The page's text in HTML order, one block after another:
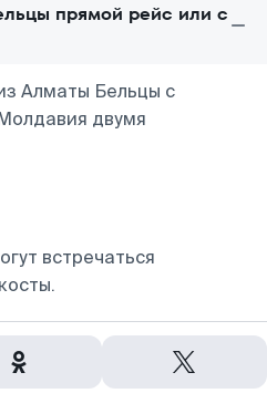
прямой рейс или с
Алматы Бельцы с
двумя
встречаться